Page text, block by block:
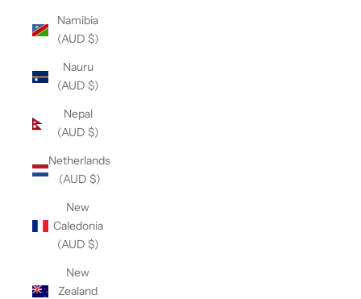
Namibia
(AUD $)
Nauru
(AUD $)
Nepal
(AUD $)
Netherlands
(AUD $)
New
Caledonia
(AUD $)
New
Zealand